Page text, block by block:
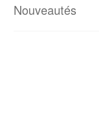
Nouveautés